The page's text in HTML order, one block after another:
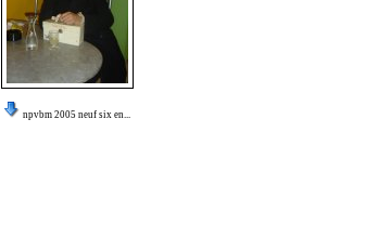
npvbm 2005 neuf six en...